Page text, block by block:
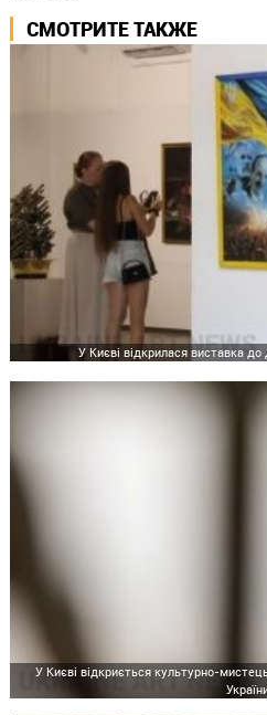
СМОТРИТЕ ТАКЖЕ
У Києві відкрилася виставка
У Києві відкриється культурно-